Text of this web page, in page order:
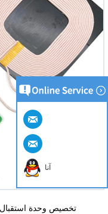
آنا